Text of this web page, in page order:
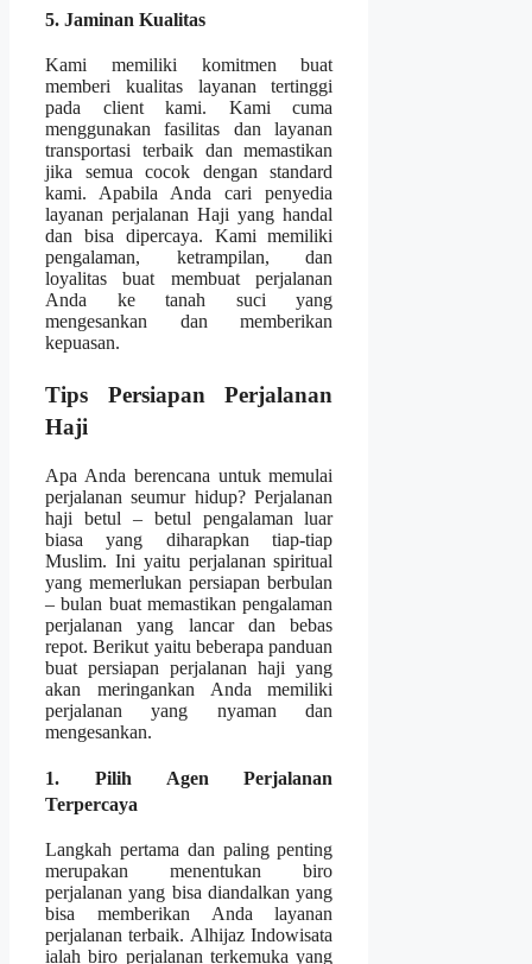
5. Jaminan Kualitas
Kami memiliki komitmen buat
memberi kualitas layanan tertinggi
pada client kami. Kami cuma
menggunakan fasilitas dan layanan
transportasi terbaik dan memastikan
jika semua cocok dengan standard
kami. Apabila Anda cari penyedia
layanan perjalanan Haji yang handal
dan bisa dipercaya. Kami memiliki
pengalaman, ketrampilan, dan
loyalitas buat membuat perjalanan
Anda ke tanah suci yang
mengesankan dan memberikan
kepuasan.
Tips Persiapan Perjalanan
Haji
Apa Anda berencana untuk memulai
perjalanan seumur hidup? Perjalanan
haji betul – betul pengalaman luar
biasa yang diharapkan tiap-tiap
Muslim. Ini yaitu perjalanan spiritual
yang memerlukan persiapan berbulan
– bulan buat memastikan pengalaman
perjalanan yang lancar dan bebas
repot. Berikut yaitu beberapa panduan
buat persiapan perjalanan haji yang
akan meringankan Anda memiliki
perjalanan yang nyaman dan
mengesankan.
1. Pilih Agen Perjalanan
Terpercaya
Langkah pertama dan paling penting
merupakan menentukan biro
perjalanan yang bisa diandalkan yang
bisa memberikan Anda layanan
perjalanan terbaik. Alhijaz Indowisata
ialah biro perjalanan terkemuka yang